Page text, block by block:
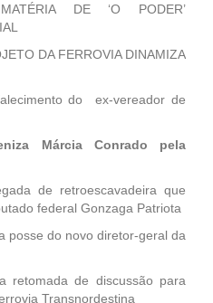
DE ‘O PODER’
DA FERROVIA DINAMIZA
do ex-vereador de
Márcia Conrado pela
de retroescavadeira que
federal Gonzaga Patriota
posse do novo diretor-geral da
retomada de discussão para
Transnordestina